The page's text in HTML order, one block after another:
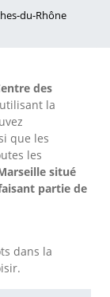
du-Rhône
des
la
que les
les
situé
partie de
dans la